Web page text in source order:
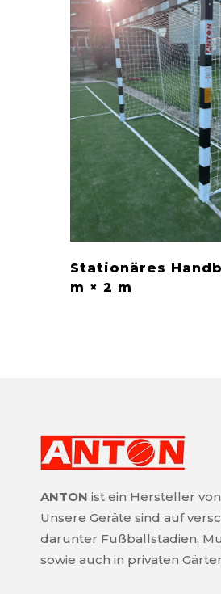
Stationäres
m × 2 m
ANTON ist ein Hersteller
Unsere Geräte sind auf
darunter Fußballstadien,
sowie auch in privaten